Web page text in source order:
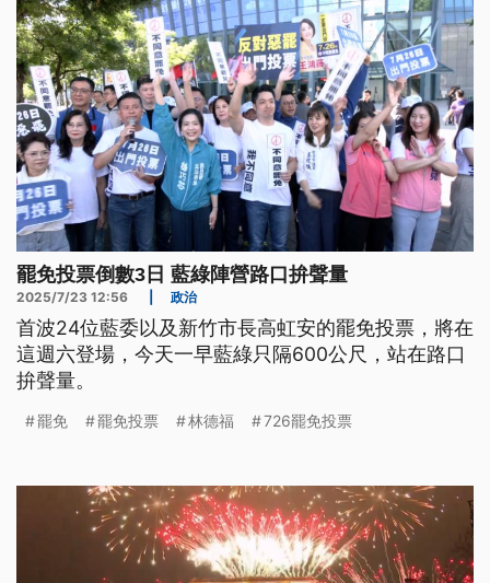
罷免投票倒數3日 藍綠陣營路口拚聲量
2025/7/23 12:56 政治
首波24位藍委以及新竹市長高虹安的罷免投票，將在
這週六登場，今天一早藍綠只隔600公尺，站在路口
拚聲量。
罷免 罷免投票 林德福 726罷免投票